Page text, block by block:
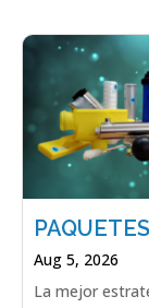
Aug 5, 2026
La mejor